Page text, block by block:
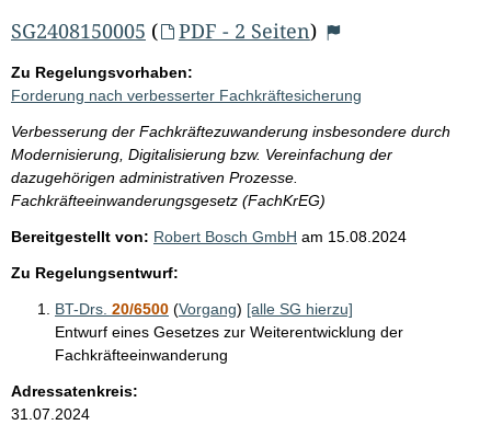
SG2408150005 ( PDF - 2 Seiten)
Zu Regelungsvorhaben:
Forderung nach verbesserter Fachkräftesicherung
Verbesserung der Fachkräftezuwanderung insbesondere durch
Modernisierung, Digitalisierung bzw. Vereinfachung der
dazugehörigen administrativen Prozesse.
Fachkräfteeinwanderungsgesetz (FachKrEG)
Bereitgestellt von: Robert Bosch GmbH am 15.08.2024
Zu Regelungsentwurf:
BT-Drs. 20/6500 (Vorgang) [alle SG hierzu]
Entwurf eines Gesetzes zur Weiterentwicklung der
Fachkräfteeinwanderung
Adressatenkreis:
31.07.2024